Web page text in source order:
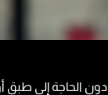
الحاجة إلى طبق